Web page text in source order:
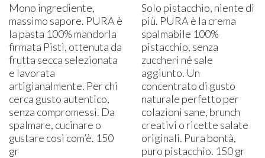
Mono ingrediente,
massimo sapore. PURA è
la pasta 100% mandorla
firmata Pistì, ottenuta da
frutta secca selezionata
e lavorata
artigianalmente. Per chi
cerca gusto autentico,
senza compromessi. Da
spalmare, cucinare o
gustare così com’è. 150
gr
Solo pistacchio, niente di
più. PURA è la crema
spalmabile 100%
pistacchio, senza
zuccheri né sale
aggiunto. Un
concentrato di gusto
naturale perfetto per
colazioni sane, brunch
creativi o ricette salate
originali. Pura bontà,
puro pistacchio. 150 gr